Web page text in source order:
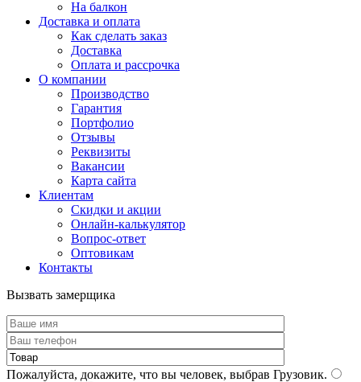
На балкон
Доставка и оплата
Как сделать заказ
Доставка
Оплата и рассрочка
О компании
Производство
Гарантия
Портфолио
Отзывы
Реквизиты
Вакансии
Карта сайта
Клиентам
Скидки и акции
Онлайн-калькулятор
Вопрос-ответ
Оптовикам
Контакты
Вызвать замерщика
Пожалуйста, докажите, что вы человек, выбрав Грузовик.